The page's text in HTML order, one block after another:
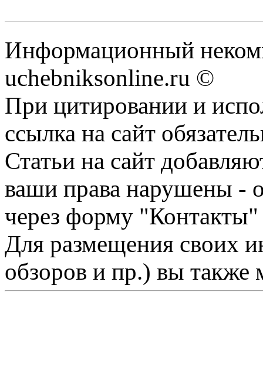
Информационный
uchebniksonline.ru ©
При цитировании и
ссылка на сайт
Статьи на сайт
ваши права нарушены -
через форму "Контакты"
Для размещения своих
обзоров и пр.) вы также